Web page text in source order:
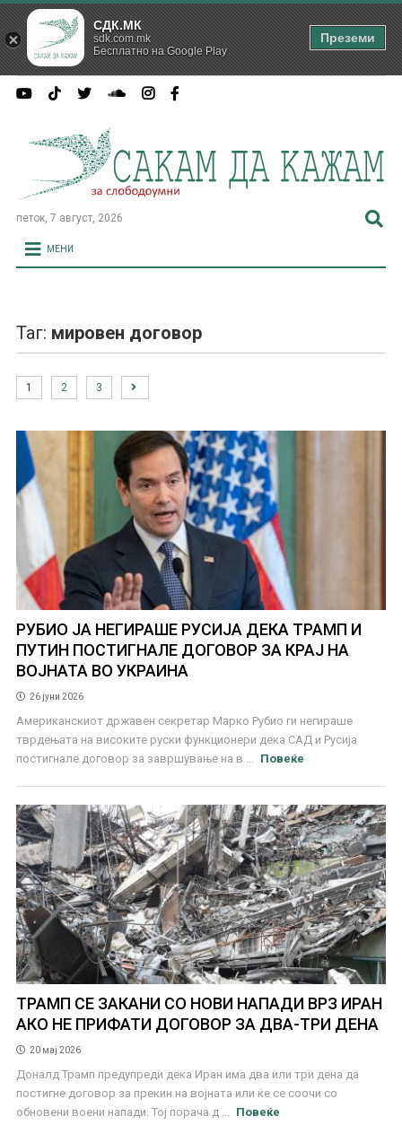
петок, 7 август, 2026
МЕНИ
Таг: мировен договор
1 2 3
РУБИО ЈА НЕГИРАШЕ РУСИЈА ДЕКА ТРАМП И
ПУТИН ПОСТИГНАЛЕ ДОГОВОР ЗА КРАЈ НА
ВОЈНАТА ВО УКРАИНА
26 јуни 2026
Американскиот државен секретар Марко Рубио ги негираше
тврдењата на високите руски функционери дека САД и Русија
постигнале договор за завршување на в ...
Повеќе
ТРАМП СЕ ЗАКАНИ СО НОВИ НАПАДИ ВРЗ ИРАН
АКО НЕ ПРИФАТИ ДОГОВОР ЗА ДВА-ТРИ ДЕНА
20 мај 2026
Доналд Трамп предупреди дека Иран има два или три дена да
постигне договор за прекин на војната или ќе се соочи со
обновени воени напади. Тој порача д ...
Повеќе
СДК.МК
sdk.com.mk
Бесплатно на Google Play
Преземи